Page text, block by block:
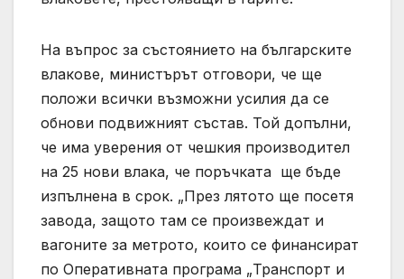
На въпрос за състоянието на българските
влакове, министърът отговори, че ще
положи всички възможни усилия да се
обнови подвижният състав. Той допълни,
че има уверения от чешкия производител
на 25 нови влака, че поръчката ще бъде
изпълнена в срок. „През лятото ще посетя
завода, защото там се произвеждат и
вагоните за метрото, които се финансират
по Оперативната програма „Транспорт и